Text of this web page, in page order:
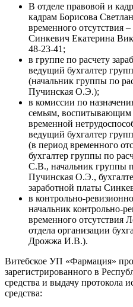
В отделе правовой и
кадрам Борисова
временного отсутствия
Синкевич Екатерина
48-23-41;
в группе по расчету
ведущий бухгалтер
(начальник группы по
Пучинская О.Э.);
в комиссии по
семьям, воспитывающим
временной
ведущий бухгалтер
(в период временного
бухгалтер группы по
С.В., начальник группы
Пучинская О.Э.,
заработной платы
в контрольно-
начальник контрольно-
временного отсутствия
отдела организации
Дрожжа И.В.).
Витебское УП «Фармация»
зарегистрированного в
средства и выдачу протокола
средства: